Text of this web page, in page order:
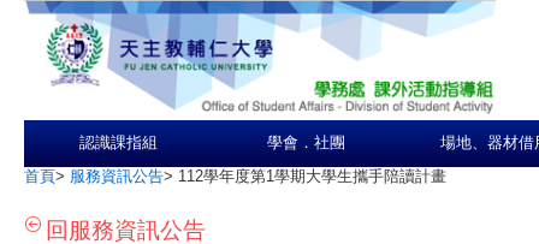
認識課指組 學會．社團 場地、器材借
首頁> 服務資訊公告> 112學年度第1學期大學生攜手陪讀計畫
回服務資訊公告